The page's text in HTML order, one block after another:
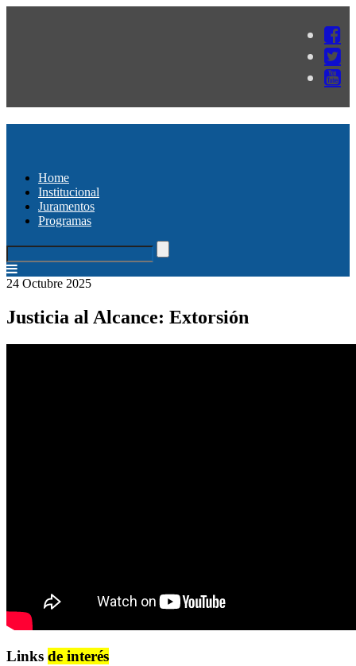
Home
Institucional
Juramentos
Programas
24 Octubre 2025
Justicia al Alcance: Extorsión
Links de interés